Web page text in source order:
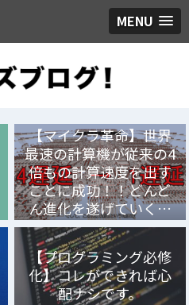
MENU
【マイクラ革命】世界
最速の計算機が従来の4
倍もの計算速度を出す
ことに成功！！どんど
ん進化を遂げていく…
【プログラミング必修
化】コレができれば心
配ナシです。